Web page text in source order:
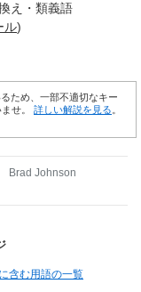
え・類義語
ル)
ため、一部不適切なキー
せ。 詳しい解説を見る
Brad Johnson
含む用語の一覧